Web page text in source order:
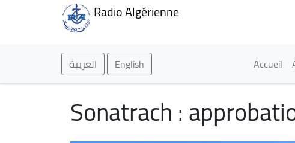
Radio Algérienne
العربية English Accueil
Sonatrach :